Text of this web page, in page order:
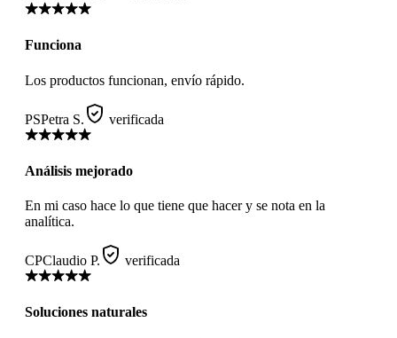
Funciona
Los productos funcionan, envío rápido.
PSPetra S. verificada
Análisis mejorado
En mi caso hace lo que tiene que hacer y se nota en la
analítica.
CPClaudio P. verificada
Soluciones naturales